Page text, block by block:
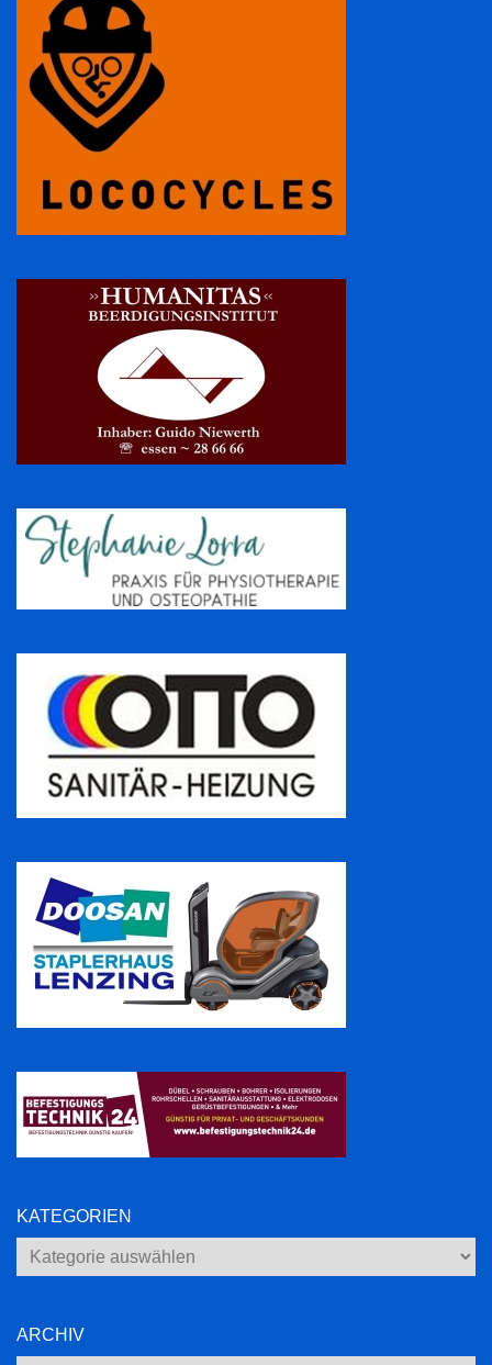
KATEGORIEN
Kategorien
ARCHIV